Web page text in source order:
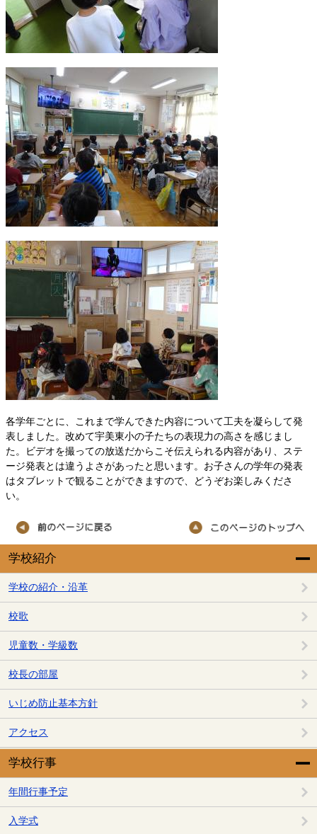
学校紹介
学校の紹介・沿革
校歌
児童数・学級数
校長の部屋
いじめ防止基本方針
アクセス
学校行事
年間行事予定
入学式
各学年ごとに、これまで学んできた内容について工夫を凝らして発
表しました。改めて宇美東小の子たちの表現力の高さを感じまし
た。ビデオを撮っての放送だからこそ伝えられる内容があり、ステ
ージ発表とは違うよさがあったと思います。お子さんの学年の発表
はタブレットで観ることができますので、どうぞお楽しみくださ
い。